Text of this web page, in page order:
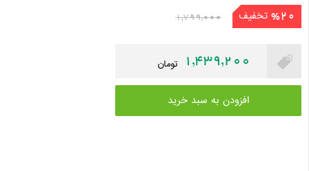
%20 تخفیف 1,799,000
1,439,200 تومان
افزودن به سبد خرید